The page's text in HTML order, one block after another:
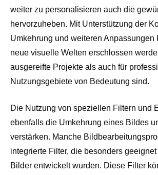
weiter zu personalisieren auch die
hervorzuheben. Mit Unterstützung der
Umkehrung und weiteren Anpassungen
neue visuelle Welten erschlossen
ausgereifte Projekte als auch für
Nutzungsgebiete von Bedeutung sind.
Die Nutzung von speziellen Filtern und
ebenfalls die Umkehrung eines Bildes
verstärken. Manche
integrierte Filter, die besonders
Bilder entwickelt wurden. Diese Filter